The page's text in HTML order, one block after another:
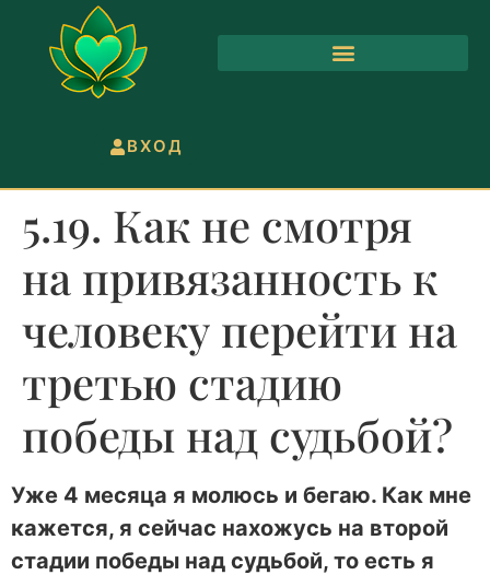
ВХОД
5.19. Как не смотря
на привязанность к
человеку перейти на
третью стадию
победы над судьбой?
Уже 4 месяца я молюсь и бегаю. Как мне
кажется, я сейчас нахожусь на второй
стадии победы над судьбой, то есть я